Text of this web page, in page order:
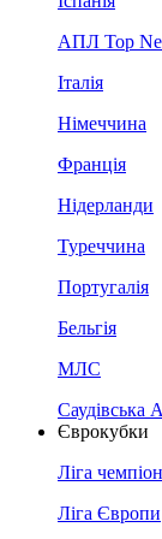
АПЛ Top
Італія
Німеччина
Франція
Нідерланди
Туреччина
Португалія
Бельгія
МЛС
Саудівська
Єврокубки
Ліга
Ліга Європи